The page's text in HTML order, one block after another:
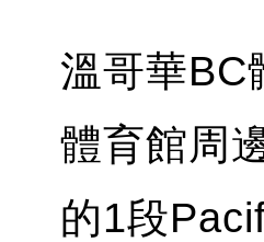
溫哥華BC
體育館周
的1段